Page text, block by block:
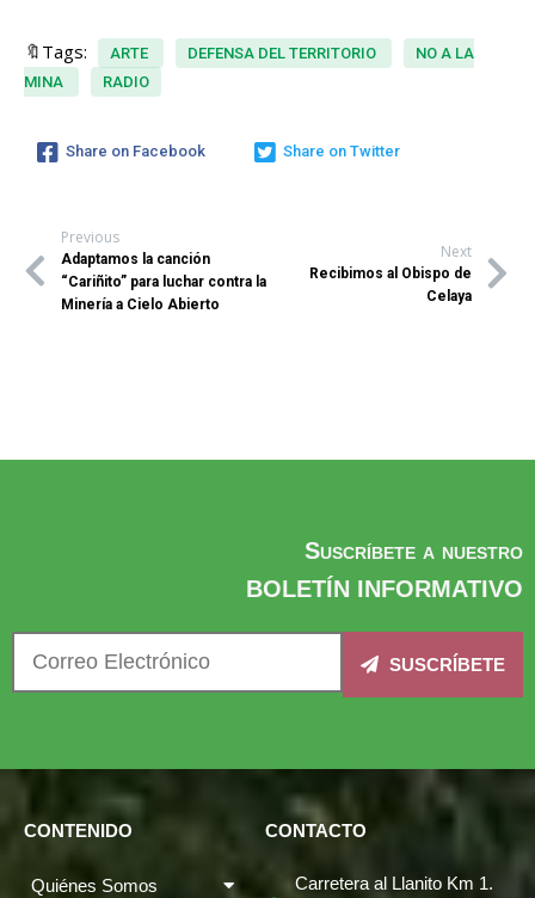
🔖Tags: ARTE DEFENSA DEL TERRITORIO
NO A LA
MINA
RADIO
Share on Facebook Share on Twitter
Previous
Adaptamos la canción
“Cariñito” para luchar contra la
Minería a Cielo Abierto
Next
Recibimos al Obispo de
Celaya
Suscríbete a nuestro
BOLETÍN INFORMATIVO
SUSCRÍBETE
CONTENIDO
Quiénes Somos
CONTACTO
Carretera al Llanito Km 1.